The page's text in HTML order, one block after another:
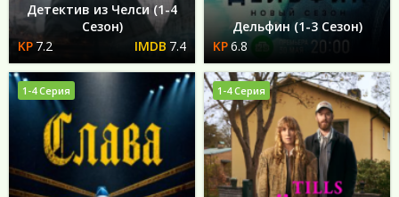
Детектив из Челси (1-4
Сезон)
7.2
7.4
Дельфин (1-3 Сезон)
6.8
1-4 Серия 1-4 Серия